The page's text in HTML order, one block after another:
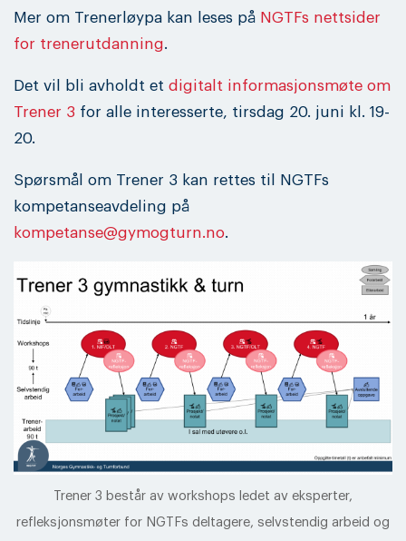
Mer om Trenerløypa kan leses på NGTFs nettsider
for trenerutdanning.
Det vil bli avholdt et digitalt informasjonsmøte om
Trener 3 for alle interesserte, tirsdag 20. juni kl. 19-
20.
Spørsmål om Trener 3 kan rettes til NGTFs
kompetanseavdeling på
kompetanse@gymogturn.no.
Trener 3 består av workshops ledet av eksperter,
refleksjonsmøter for NGTFs deltagere, selvstendig arbeid og